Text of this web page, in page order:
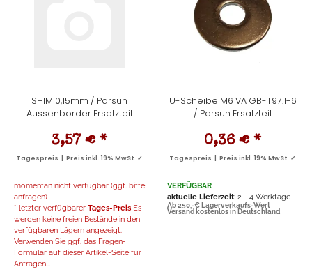
SHIM 0,15mm / Parsun
Aussenborder Ersatzteil
3,57 € *
Tagespreis | Preis inkl. 19% MwSt. ✓
momentan nicht verfügbar (ggf. bitte
anfragen)
* letzter verfügbarer Tages-Preis Es
werden keine freien Bestände in den
verfügbaren Lägern angezeigt.
Verwenden Sie ggf. das Fragen-
Formular auf dieser Artikel-Seite für
Anfragen...
U-Scheibe M6 VA GB-T97.1-6
/ Parsun Ersatzteil
0,36 € *
Tagespreis | Preis inkl. 19% MwSt. ✓
VERFÜGBAR
aktuelle Lieferzeit: 2 - 4 Werktage
Ab 250,-€ Lagerverkaufs-Wert
Versand kostenlos in Deutschland